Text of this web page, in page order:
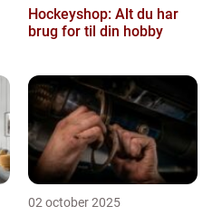
Hockeyshop: Alt du har
brug for til din hobby
02 october 2025